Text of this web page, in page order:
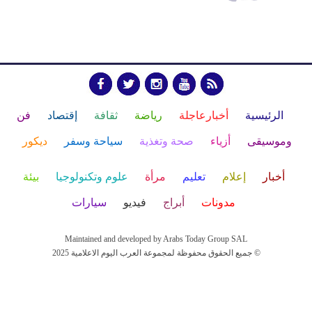
الرئيسية أخبارعاجلة رياضة ثقافة إقتصاد فن
وموسيقى أزياء صحة وتغذية سياحة وسفر ديكور
أخبار إعلام تعليم مرأة علوم وتكنولوجيا بيئة
مدونات أبراج فيديو سيارات
Maintained and developed by Arabs Today Group SAL
جميع الحقوق محفوظة لمجموعة العرب اليوم الاعلامية 2025 ©